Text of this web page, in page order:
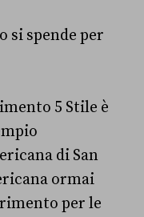
si spende per
5 Stile è
di San
ormai
per le